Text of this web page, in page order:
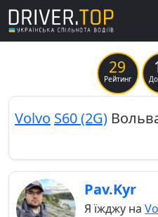
29
Рейтинг
Volvo S60 (2G)
Pav.Kyr
Я їжджу на